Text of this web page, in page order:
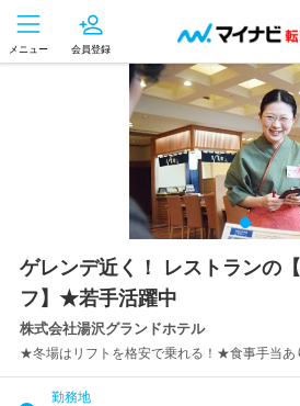
メニュー 会員登録
ゲレンデ近く！ レストランの
フ】★若手活躍中
株式会社湯沢グランドホテル
★冬場はリフトを格安で乗れる！★食事手当あ
勤務地